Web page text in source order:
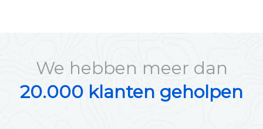
We hebben meer dan
20.000 klanten geholpen